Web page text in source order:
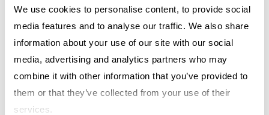
We use cookies to personalise content, to provide social
media features and to analyse our traffic. We also share
information about your use of our site with our social
media, advertising and analytics partners who may
combine it with other information that you’ve provided to
them or that they’ve collected from your use of their
services.
NOVEMBER 15, 2024
MINILAND di LEGOLAND Malaysia